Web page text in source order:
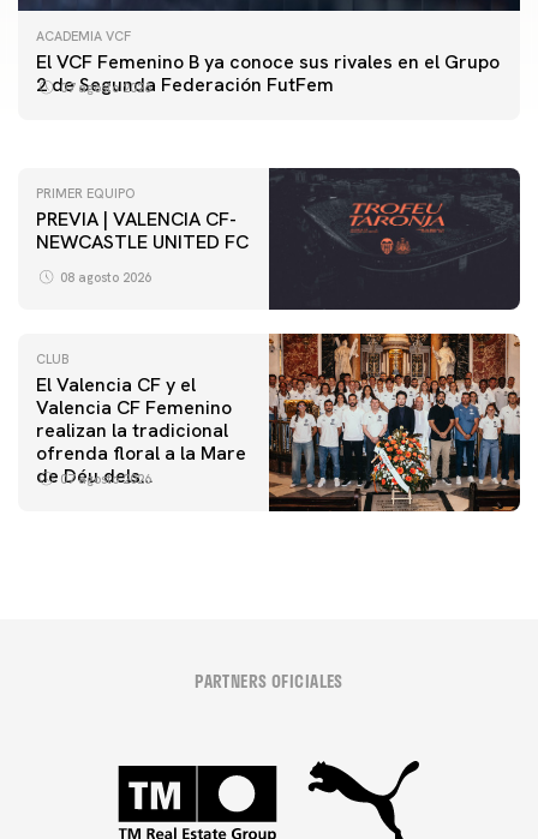
ACADEMIA VCF
El VCF Femenino B ya conoce sus rivales en el Grupo
2 de Segunda Federación FutFem
07 agosto 2026
PRIMER EQUIPO
ENTRENAMIENTO DEL VALENCIA CF 7/8/2026
PRIMER EQUIPO
PREVIA | VALENCIA CF-
NEWCASTLE UNITED FC
08 agosto 2026
CLUB
El Valencia CF y el
Valencia CF Femenino
realizan la tradicional
ofrenda floral a la Mare
de Déu dels
07 agosto 2026
PARTNERS OFICIALES